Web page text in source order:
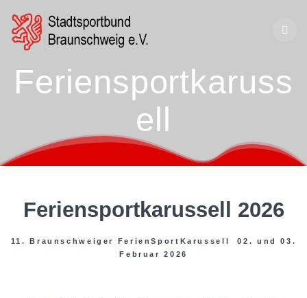
Feriensportkaruss
ell
Feriensportkarussell 2026
11. Braunschweiger FerienSportKarussell 02. und 03.
Februar 2026